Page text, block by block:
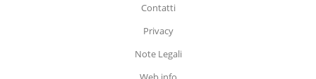
Contatti
Privacy
Note Legali